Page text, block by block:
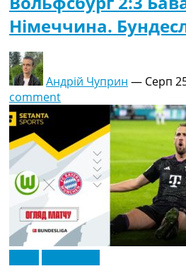
Німеччина.
Андрій Чуприн — Серп
comment